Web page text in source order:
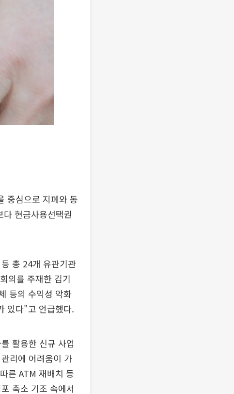
중심으로 지폐와 동
현금사용선택권
총 24개 유관기관
의를 주재한 김기
등의 수익성 악화
있다"고 언급했다.
활용한 신규 사업
리에 어려움이 가
른 ATM 재배치 등
축소 기조 속에서